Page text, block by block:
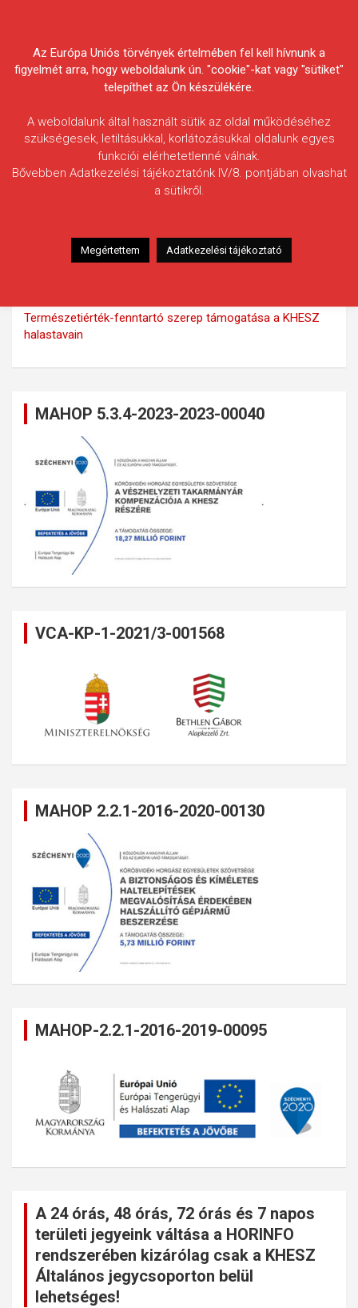
Egyesületek Szövetsége
Pályázatok
MAHOP 2.2.1-2016-2020-00130
Természetiérték-fenntartó szerep támogatása a KHESZ
halastavain
MAHOP 5.3.4-2023-2023-00040
VCA-KP-1-2021/3-001568
MAHOP 2.2.1-2016-2020-00130
MAHOP-2.2.1-2016-2019-00095
A 24 órás, 48 órás, 72 órás és 7 napos
területi jegyeink váltása a HORINFO
rendszerében kizárólag csak a KHESZ
Általános jegycsoporton belül
lehetséges!
Az Európa Uniós törvények értelmében fel kell hívnunk a
figyelmét arra, hogy weboldalunk ún. "cookie"-kat vagy "sütiket"
telepíthet az Ön készülékére.
A weboldalunk által használt sütik az oldal működéséhez
szükségesek, letiltásukkal, korlátozásukkal oldalunk egyes
funkciói elérhetetlenné válnak.
Bővebben Adatkezelési tájékoztatónk IV/8. pontjában olvashat
a sütikről.
Megértettem Adatkezelési tájékoztató